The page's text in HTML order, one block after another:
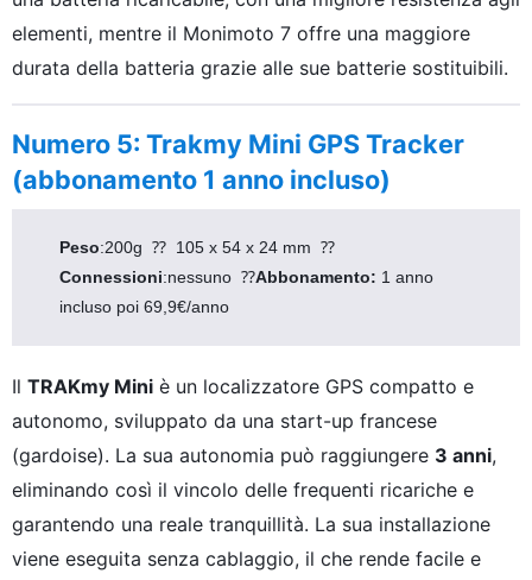
elementi, mentre il Monimoto 7 offre una maggiore
durata della batteria grazie alle sue batterie sostituibili.
Numero 5: Trakmy Mini GPS Tracker
(abbonamento 1 anno incluso)
Peso
Connessioni:nessuno  ⁇Abbonamento: 1 anno
incluso poi 69,9€/anno
Il TRAKmy Mini è un localizzatore GPS compatto e
autonomo, sviluppato da una start-up francese
(gardoise). La sua autonomia può raggiungere 3 anni,
eliminando così il vincolo delle frequenti ricariche e
garantendo una reale tranquillità. La sua installazione
viene eseguita senza cablaggio, il che rende facile e